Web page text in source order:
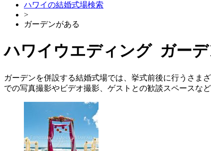
ハワイの結婚式場検索
>
ガーデンがある
ハワイウエディング ガー
ガーデンを併設する結婚式場では、挙式前後に行うさま
での写真撮影やビデオ撮影、ゲストとの歓談スペースな